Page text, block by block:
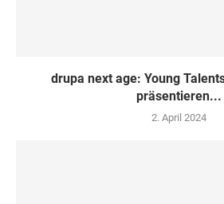
drupa next age: Young
präsentieren...
2. April 2024